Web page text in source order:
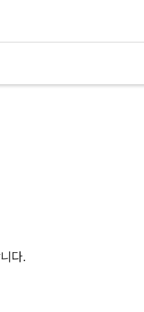
다.